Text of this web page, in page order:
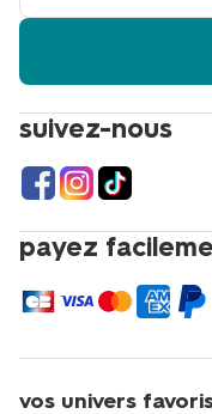
suivez-nous
payez
vos univers